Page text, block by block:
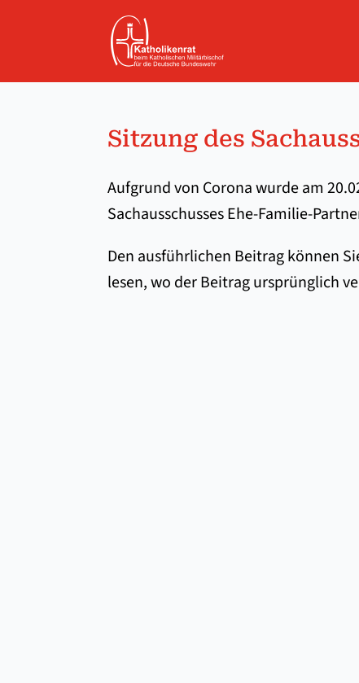
Sitzung des
Aufgrund von Corona wurde am
Sachausschusses Ehe-Familie-
Den ausführlichen Beitrag können
lesen, wo der Beitrag ursprünglich